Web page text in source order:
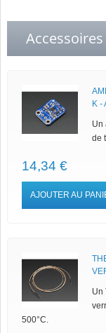
Accessoires
K -
Un
de
14,34 €
AJOUTER AU
Un
500°C.